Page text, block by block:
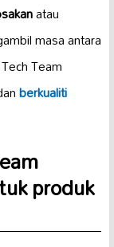
atau
masa antara
Team
berkualiti
produk